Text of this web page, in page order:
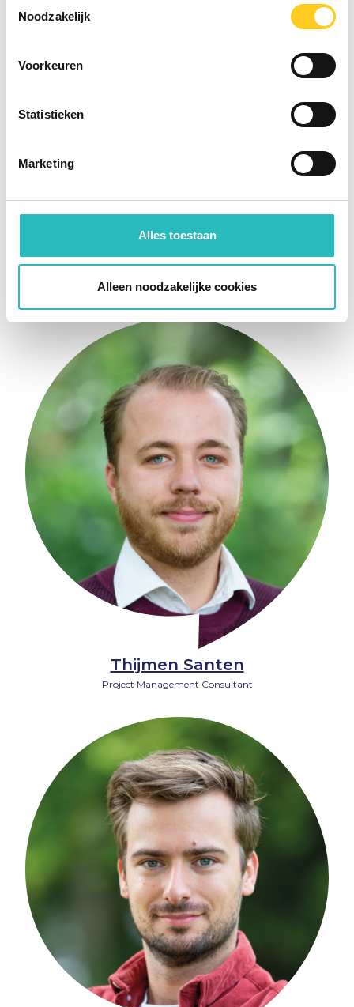
Noodzakelijk
Voorkeuren
Statistieken
Marketing
Alles toestaan
Alleen noodzakelijke cookies
Gert-Jan van den Eijnden
Project Management Consultant
Thijmen Santen
Project Management Consultant